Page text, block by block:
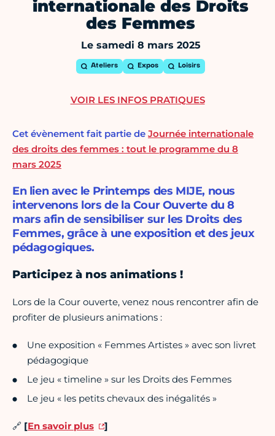
internationale des Droits
des Femmes
Le samedi 8 mars 2025
Ateliers Expos Loisirs
Cet évènement fait partie de Journée internationale
des droits des femmes : tout le programme du 8
mars 2025
En lien avec le Printemps des MIJE, nous
intervenons lors de la Cour Ouverte du 8
mars afin de sensibiliser sur les Droits des
Femmes, grâce à une exposition et des jeux
pédagogiques.
Participez à nos animations !
Lors de la Cour ouverte, venez nous rencontrer afin de
profiter de plusieurs animations :
Une exposition « Femmes Artistes » avec son livret
pédagogique
Le jeu « timeline » sur les Droits des Femmes
Le jeu « les petits chevaux des inégalités »
🔗 [En savoir plus ]
VOIR LES INFOS PRATIQUES